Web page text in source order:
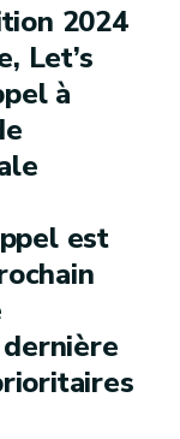
2024
Let’s
à
est